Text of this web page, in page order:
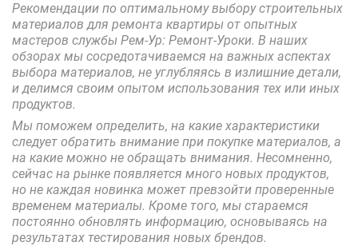
Рекомендации по оптимальному выбору строительных
материалов для ремонта квартиры от опытных
мастеров службы Рем-Ур: Ремонт-Уроки. В наших
обзорах мы сосредотачиваемся на важных аспектах
выбора материалов, не углубляясь в излишние детали,
и делимся своим опытом использования тех или иных
продуктов.
Мы поможем определить, на какие характеристики
следует обратить внимание при покупке материалов, а
на какие можно не обращать внимания. Несомненно,
сейчас на рынке появляется много новых продуктов,
но не каждая новинка может превзойти проверенные
временем материалы. Кроме того, мы стараемся
постоянно обновлять информацию, основываясь на
результатах тестирования новых брендов.